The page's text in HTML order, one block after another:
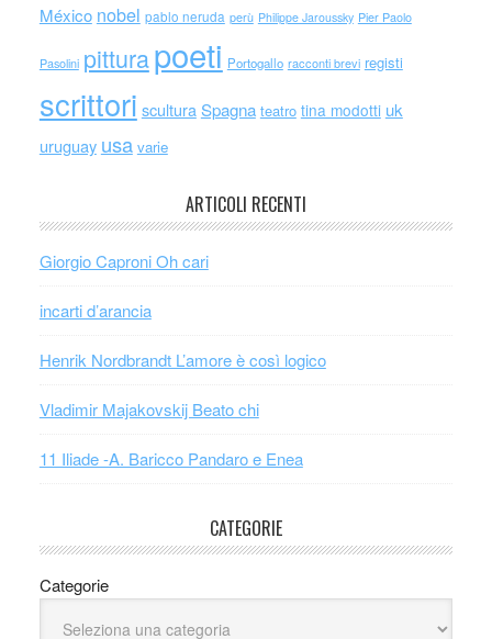
México nobel pablo neruda perù Philippe Jaroussky Pier Paolo
Pasolini pitturapoeti Portogallo racconti brevi registi
scrittori scultura Spagna teatro tina modotti uk
uruguay usa varie
ARTICOLI RECENTI
Giorgio Caproni Oh cari
incarti d’arancia
Henrik Nordbrandt L’amore è così logico
Vladimir Majakovskij Beato chi
11 Iliade -A. Baricco Pandaro e Enea
CATEGORIE
Categorie